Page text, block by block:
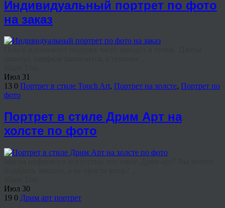
Индивидуальный портрет по фото
на заказ
Июл 31
13 0 Портрет в стиле Touch Art, Портрет на холсте, Портрет по
фото
Портрет в стиле Дрим Арт на
холсте по фото
Июл 30
19 0 Дрим арт портрет